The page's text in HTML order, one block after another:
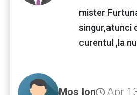
mister
singur,atunci
curentul ,la
Mos Ion Apr